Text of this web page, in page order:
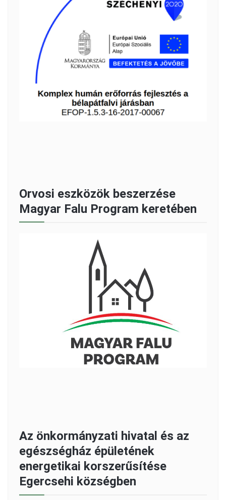
Orvosi eszközök beszerzése
Magyar Falu Program keretében
Az önkormányzati hivatal és az
egészségház épületének
energetikai korszerűsítése
Egercsehi községben